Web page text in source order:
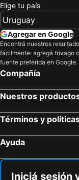
Elige tu país
Agregar en Google
Encontrá nuestros
fácilmente: agregá trivago
fuente preferida en Google.
Compañía
Nuestros
Términos y
Ayuda
Iniciá sesión